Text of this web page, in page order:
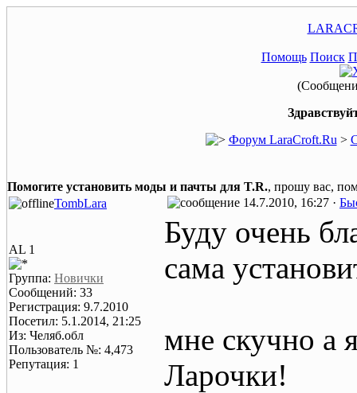
Помощь Поиск
Форум LaraCroft.Ru >
Помогите установить моды и пачты для T.R., прошу вас,
TombLara
14.7.2010, 16:27 ·
AL 1
Группа: Новички
Сообщений: 33
Регистрация: 9.7.2010
Посетил: 5.1.2014, 21:25
Из: Челяб.обл
Пользователь №: 4,473
Репутация: 1
Буду очень
сама
мне скучно а
Ларочки!